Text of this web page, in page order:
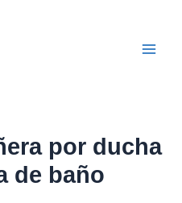
por ducha
de baño